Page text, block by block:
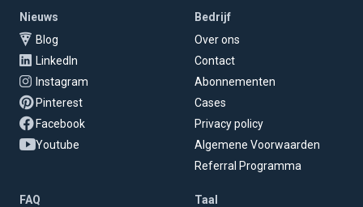
Nieuws
Blog
LinkedIn
Instagram
Pinterest
Facebook
Youtube
Bedrijf
Over ons
Contact
Abonnementen
Cases
Privacy policy
Algemene Voorwaarden
Referral Programma
FAQ
Taal